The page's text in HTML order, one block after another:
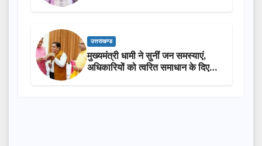
उत्तराखण्ड
मुख्यमंत्री धामी ने सुनीं जन समस्याएं,
अधिकारियों को त्वरित समाधान के दिए